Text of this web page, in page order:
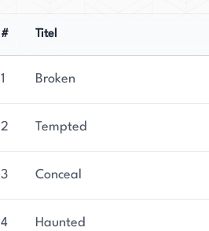
# Titel
1 Broken
2 Tempted
3 Conceal
4 Haunted